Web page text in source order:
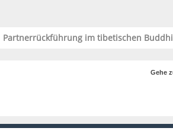
Partnerrückführung im tibetischen
Gehe